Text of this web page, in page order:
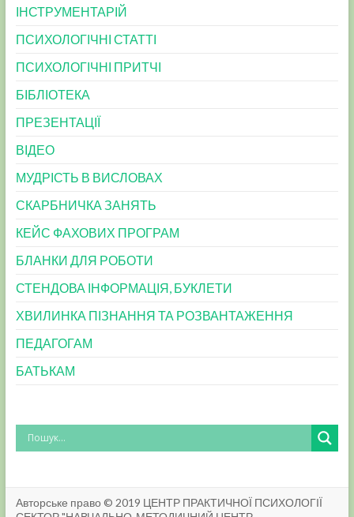
ІНСТРУМЕНТАРІЙ
ПСИХОЛОГІЧНІ СТАТТІ
ПСИХОЛОГІЧНІ ПРИТЧІ
БІБЛІОТЕКА
ПРЕЗЕНТАЦІЇ
ВІДЕО
МУДРІСТЬ В ВИСЛОВАХ
СКАРБНИЧКА ЗАНЯТЬ
КЕЙС ФАХОВИХ ПРОГРАМ
БЛАНКИ ДЛЯ РОБОТИ
СТЕНДОВА ІНФОРМАЦІЯ, БУКЛЕТИ
ХВИЛИНКА ПІЗНАННЯ ТА РОЗВАНТАЖЕННЯ
ПЕДАГОГАМ
БАТЬКАМ
Авторське право © 2019 ЦЕНТР ПРАКТИЧНОЇ ПСИХОЛОГІЇ